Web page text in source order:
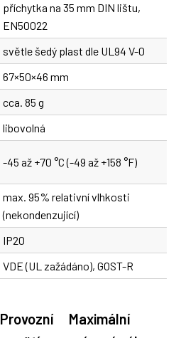
příchytka na 35 mm DIN lištu,
EN50022
světle šedý plast dle UL94 V-0
67×50×46 mm
cca. 85 g
libovolná
-45 až +70 °C (-49 až +158 °F)
max. 95% relativní vlhkosti
(nekondenzující)
IP20
VDE (UL zažádáno), GOST-R
Provozní
Maximální